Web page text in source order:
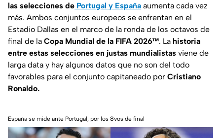
las selecciones de Portugal y España aumenta cada vez
más. Ambos conjuntos europeos se enfrentan en el
Estadio Dallas en el marco de la ronda de los octavos de
final de la Copa Mundial de la FIFA 2026™. La historia
entre estas selecciones en justas mundialistas viene de
larga data y hay algunos datos que no son del todo
favorables para el conjunto capitaneado por Cristiano
Ronaldo.
España se mide ante Portugal, por los 8vos de final